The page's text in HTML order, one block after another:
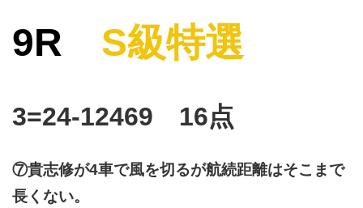
9R S級特選
3=24-12469 16点
⑦貴志修が4車で風を切るが航続距離はそこまで
長くない。